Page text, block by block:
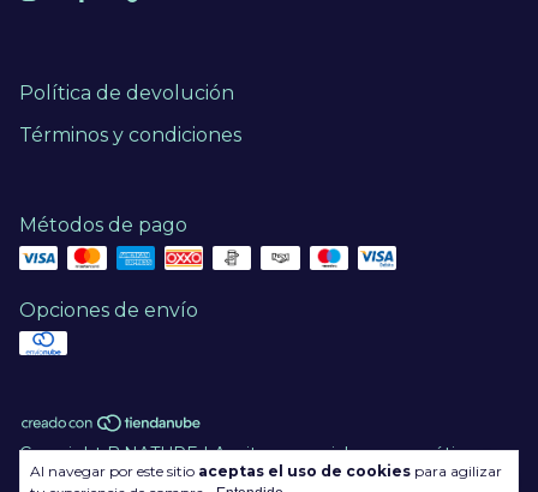
Al navegar por este sitio aceptas el uso de cookies para agilizar
Política de devolución
Términos y condiciones
Métodos de pago
Opciones de envío
Copyright B·NATURE | Aceites esenciales y cosmética
natural en México - 2026. Todos los derechos reservados.